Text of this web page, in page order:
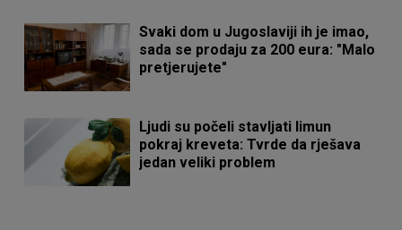
Svaki dom u Jugoslaviji ih je imao,
sada se prodaju za 200 eura: "Malo
pretjerujete"
Ljudi su počeli stavljati limun
pokraj kreveta: Tvrde da rješava
jedan veliki problem